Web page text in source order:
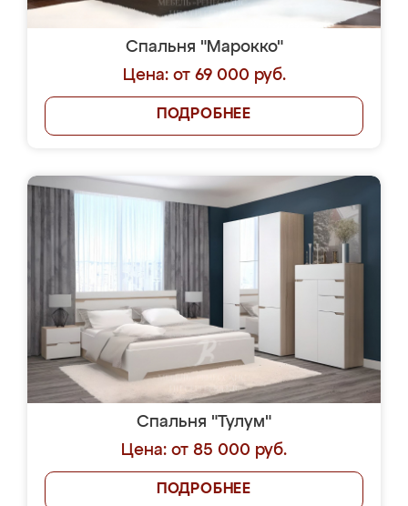
Спальня "Марокко"
Цена: от 69 000 руб.
ПОДРОБНЕЕ
Спальня "Тулум"
Цена: от 85 000 руб.
ПОДРОБНЕЕ